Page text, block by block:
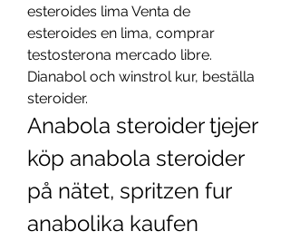
esteroides lima Venta de
esteroides en lima, comprar
testosterona mercado libre.
Dianabol och winstrol kur, beställa
steroider.
Anabola steroider tjejer
köp anabola steroider
på nätet, spritzen fur
anabolika kaufen